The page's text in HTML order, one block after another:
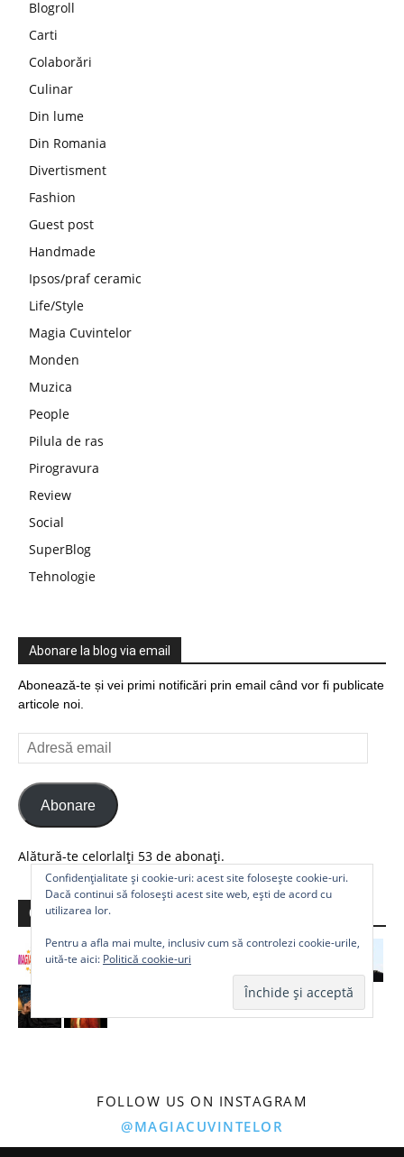
Blogroll
Carti
Colaborări
Culinar
Din lume
Din Romania
Divertisment
Fashion
Guest post
Handmade
Ipsos/praf ceramic
Life/Style
Magia Cuvintelor
Monden
Muzica
People
Pilula de ras
Pirogravura
Review
Social
SuperBlog
Tehnologie
Abonare la blog via email
Abonează-te și vei primi notificări prin email când vor fi publicate
articole noi.
Adresă
email
Abonare
Alătură-te celorlalți 53 de abonați.
Comunitate
Confidențialitate și cookie-uri: acest site folosește cookie-uri.
Dacă continui să folosești acest site web, ești de acord cu
utilizarea lor.
Pentru a afla mai multe, inclusiv cum să controlezi cookie-urile,
uită-te aici: Politică cookie-uri
FOLLOW US ON INSTAGRAM
@MAGIACUVINTELOR